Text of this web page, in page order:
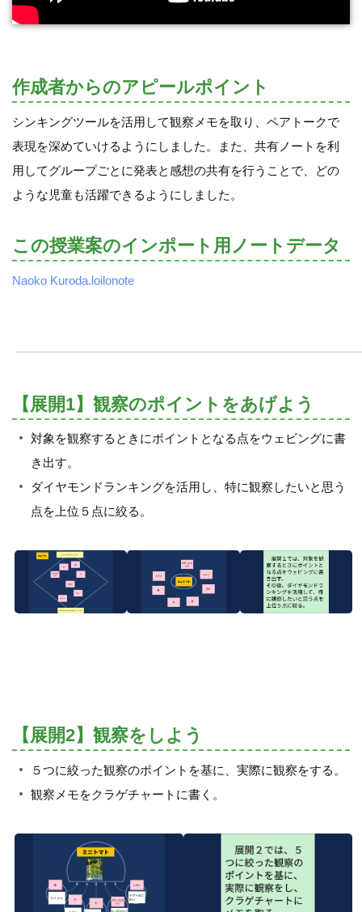
作成者からのアピールポイント
シンキングツールを活用して観察メモを取り、ペアトークで
表現を深めていけるようにしました。また、共有ノートを利
用してグループごとに発表と感想の共有を行うことで、どの
ような児童も活躍できるようにしました。
この授業案のインポート用ノートデータ
Naoko Kuroda.loilonote
【展開1】観察のポイントをあげよう
対象を観察するときにポイントとなる点をウェビングに書
き出す。
ダイヤモンドランキングを活用し、特に観察したいと思う
点を上位５点に絞る。
【展開2】観察をしよう
５つに絞った観察のポイントを基に、実際に観察をする。
観察メモをクラゲチャートに書く。